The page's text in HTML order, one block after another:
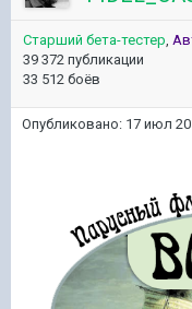
Старший бета-тестер,
39 372 публикации
33 512 боёв
Опубликовано: 17 июл